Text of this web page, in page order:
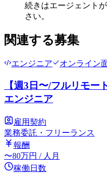
続きはエージェント
さい。
関連する募集
エンジニア オンライン
【週3日〜/フルリモ
エンジニア
雇用契約
業務委託・フリーランス
報酬
〜80万円 / 人月
稼働日数